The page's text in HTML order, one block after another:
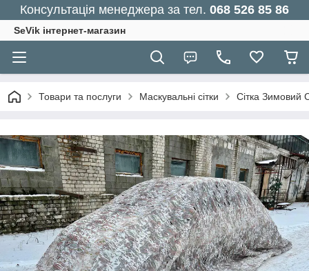
Консультація менеджера за тел. 068 526 85 86
SeVik інтернет-магазин
Товари та послуги Маскувальні сітки Сітка Зимовий